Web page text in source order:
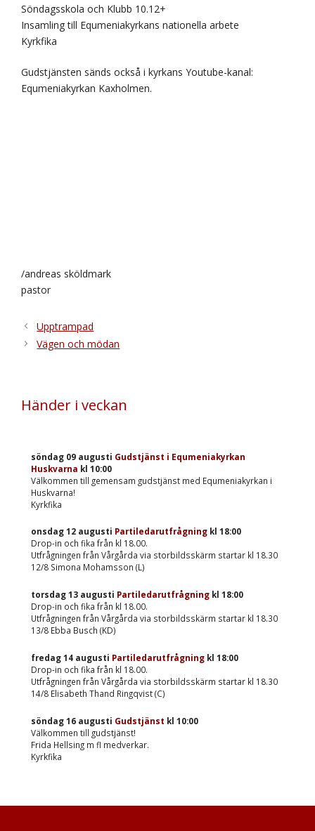
Söndagsskola och Klubb 10.12+
Insamling till Equmeniakyrkans nationella arbete
Kyrkfika
Gudstjänsten sänds också i kyrkans Youtube-kanal:
Equmeniakyrkan Kaxholmen.
/andreas sköldmark
pastor
Upptrampad
Vägen och mödan
Händer i veckan
söndag 09 augusti Gudstjänst i Equmeniakyrkan
Huskvarna kl 10:00
Välkommen till gemensam gudstjänst med Equmeniakyrkan i
Huskvarna!
Kyrkfika
onsdag 12 augusti Partiledarutfrågning kl 18:00
Drop-in och fika från kl 18.00.
Utfrågningen från Vårgårda via storbildsskärm startar kl 18.30
12/8 Simona Mohamsson (L)
torsdag 13 augusti Partiledarutfrågning kl 18:00
Drop-in och fika från kl 18.00.
Utfrågningen från Vårgårda via storbildsskärm startar kl 18.30
13/8 Ebba Busch (KD)
fredag 14 augusti Partiledarutfrågning kl 18:00
Drop-in och fika från kl 18.00.
Utfrågningen från Vårgårda via storbildsskärm startar kl 18.30
14/8 Elisabeth Thand Ringqvist (C)
söndag 16 augusti Gudstjänst kl 10:00
Välkommen till gudstjänst!
Frida Hellsing m fl medverkar.
Kyrkfika